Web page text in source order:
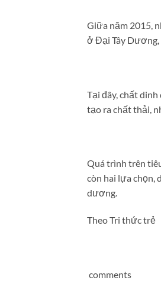
Giữa năm 2015,
ở Đại Tây
Tại đây, chất
tạo ra chất thải,
Quá trình trên
còn hai lựa chọn,
dương.
Theo Tri thức trẻ
comments